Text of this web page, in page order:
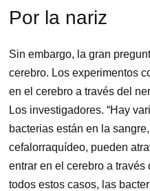
Por la nariz
Sin embargo, la gran
cerebro. Los experimentos
en el cerebro a través del
Los investigadores. “Hay
bacterias están en la
cefalorraquídeo, pueden
entrar en el cerebro a
todos estos casos, las